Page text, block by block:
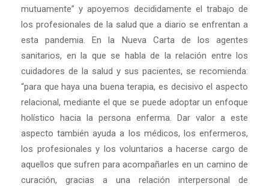
mutuamente” y apoyemos decididamente el trabajo de
los profesionales de la salud que a diario se enfrentan a
esta pandemia. En la Nueva Carta de los agentes
sanitarios, en la que se habla de la relación entre los
cuidadores de la salud y sus pacientes, se recomienda:
“para que haya una buena terapia, es decisivo el aspecto
relacional, mediante el que se puede adoptar un enfoque
holístico hacia la persona enferma. Dar valor a este
aspecto también ayuda a los médicos, los enfermeros,
los profesionales y los voluntarios a hacerse cargo de
aquellos que sufren para acompañarles en un camino de
curación, gracias a una relación interpersonal de